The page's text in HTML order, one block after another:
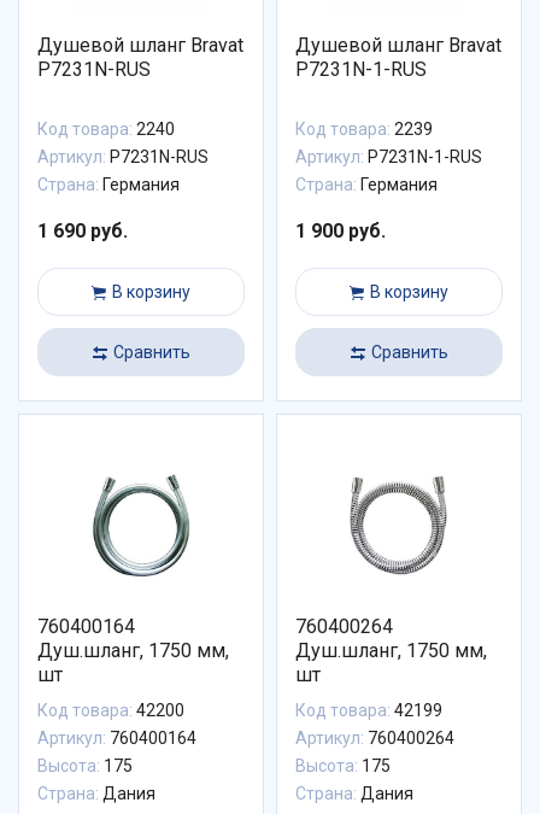
Душевой шланг Bravat
P7231N-RUS
Код товара: 2240
Артикул: P7231N-RUS
Страна: Германия
1 690 руб.
В корзину
Сравнить
Душевой шланг Bravat
P7231N-1-RUS
Код товара: 2239
Артикул: P7231N-1-RUS
Страна: Германия
1 900 руб.
В корзину
Сравнить
760400164
Душ.шланг, 1750 мм,
шт
Код товара: 42200
Артикул: 760400164
Высота: 175
Страна: Дания
760400264
Душ.шланг, 1750 мм,
шт
Код товара: 42199
Артикул: 760400264
Высота: 175
Страна: Дания